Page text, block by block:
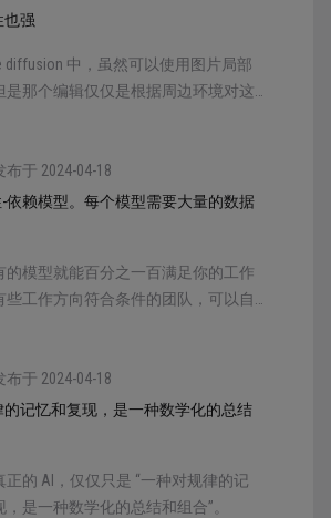
也强
diffusion 中，虽然可以使用图片局部
是那个编辑仅仅是根据周边环境对这
布于 2024-04-18
依赖模型。每个模型需要大量的数据
的模型就能百分之一百满足你的工作
些工作方向符合条件的团队，可以自
力去进行手工的筛选和打标，且最终
果很难保证。
布于 2024-04-18
的记忆和复现，是一种数学化的总结
正的 AI，仅仅只是 “一种对规律的记
，是一种数学化的总结和组合”。